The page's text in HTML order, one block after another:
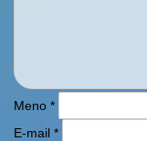
Meno *
E-mail *